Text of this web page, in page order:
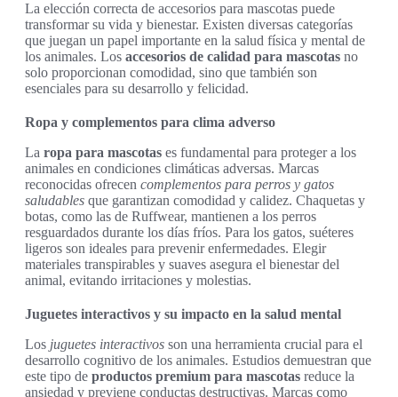
La elección correcta de accesorios para mascotas puede
transformar su vida y bienestar. Existen diversas categorías
que juegan un papel importante en la salud física y mental de
los animales. Los accesorios de calidad para mascotas no
solo proporcionan comodidad, sino que también son
esenciales para su desarrollo y felicidad.
Ropa y complementos para clima adverso
La ropa para mascotas es fundamental para proteger a los
animales en condiciones climáticas adversas. Marcas
reconocidas ofrecen complementos para perros y gatos
saludables que garantizan comodidad y calidez. Chaquetas y
botas, como las de Ruffwear, mantienen a los perros
resguardados durante los días fríos. Para los gatos, suéteres
ligeros son ideales para prevenir enfermedades. Elegir
materiales transpirables y suaves asegura el bienestar del
animal, evitando irritaciones y molestias.
Juguetes interactivos y su impacto en la salud mental
Los juguetes interactivos son una herramienta crucial para el
desarrollo cognitivo de los animales. Estudios demuestran que
este tipo de productos premium para mascotas reduce la
ansiedad y previene conductas destructivas. Marcas como